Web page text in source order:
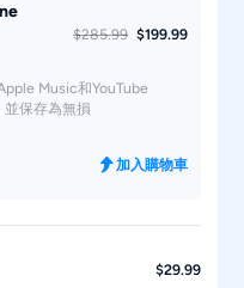
$285.99 $199.99
Music和YouTube
保存為無損
加入購物車
$29.99